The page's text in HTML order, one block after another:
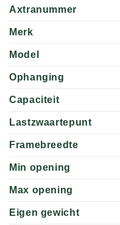
Axtranummer
Merk
Model
Ophanging
Capaciteit
Lastzwaartepunt
Framebreedte
Min opening
Max opening
Eigen gewicht